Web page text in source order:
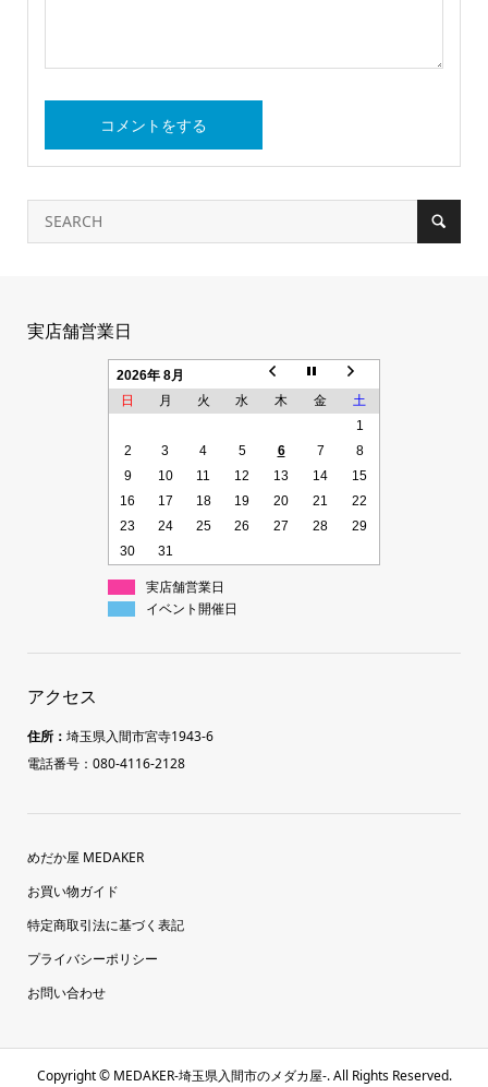
実店舗営業日
2026年 8月
日
月 火 水 木 金
土
1
2
3 4 5 6 7
8
9
10 11 12 13 14
15
16
17 18 19 20 21
22
23
24 25 26 27 28
29
30
31
実店舗営業日
イベント開催日
アクセス
住所： 埼玉県入間市宮寺1943-6
電話番号：080-4116-2128
めだか屋 MEDAKER
お買い物ガイド
特定商取引法に基づく表記
プライバシーポリシー
お問い合わせ
Copyright ©MEDAKER-埼玉県入間市のメダカ屋-. All Rights Reserved.